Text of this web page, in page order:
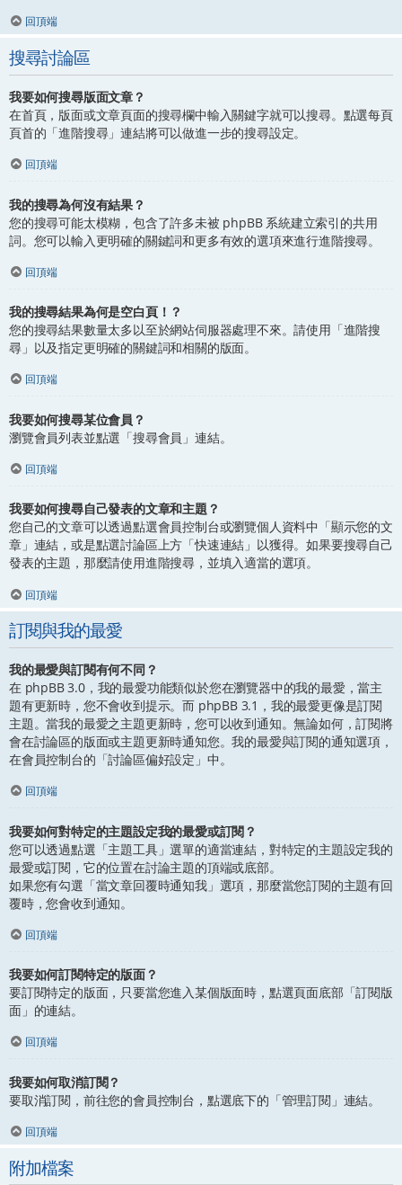
回頂端
搜尋討論區
我要如何搜尋版面文章？
在首頁，版面或文章頁面的搜尋欄中輸入關鍵字就可以搜尋。點選每頁
頁首的「進階搜尋」連結將可以做進一步的搜尋設定。
回頂端
我的搜尋為何沒有結果？
您的搜尋可能太模糊，包含了許多未被 phpBB 系統建立索引的共用
詞。您可以輸入更明確的關鍵詞和更多有效的選項來進行進階搜尋。
回頂端
我的搜尋結果為何是空白頁！？
您的搜尋結果數量太多以至於網站伺服器處理不來。請使用「進階搜
尋」以及指定更明確的關鍵詞和相關的版面。
回頂端
我要如何搜尋某位會員？
瀏覽會員列表並點選「搜尋會員」連結。
回頂端
我要如何搜尋自己發表的文章和主題？
您自己的文章可以透過點選會員控制台或瀏覽個人資料中「顯示您的文
章」連結，或是點選討論區上方「快速連結」以獲得。如果要搜尋自己
發表的主題，那麼請使用進階搜尋，並填入適當的選項。
回頂端
訂閱與我的最愛
我的最愛與訂閱有何不同？
在 phpBB 3.0，我的最愛功能類似於您在瀏覽器中的我的最愛，當主
題有更新時，您不會收到提示。而 phpBB 3.1，我的最愛更像是訂閱
主題。當我的最愛之主題更新時，您可以收到通知。無論如何，訂閱將
會在討論區的版面或主題更新時通知您。我的最愛與訂閱的通知選項，
在會員控制台的「討論區偏好設定」中。
回頂端
我要如何對特定的主題設定我的最愛或訂閱？
您可以透過點選「主題工具」選單的適當連結，對特定的主題設定我的
最愛或訂閱，它的位置在討論主題的頂端或底部。
如果您有勾選「當文章回覆時通知我」選項，那麼當您訂閱的主題有回
覆時，您會收到通知。
回頂端
我要如何訂閱特定的版面？
要訂閱特定的版面，只要當您進入某個版面時，點選頁面底部「訂閱版
面」的連結。
回頂端
我要如何取消訂閱？
要取消訂閱，前往您的會員控制台，點選底下的「管理訂閱」連結。
回頂端
附加檔案